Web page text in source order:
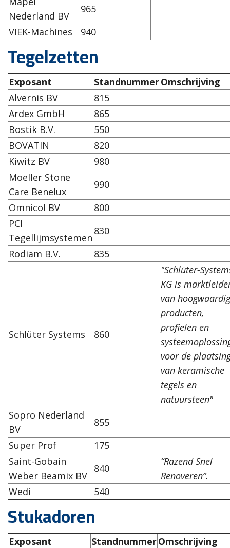
Nederland BV
965
VIEK-Machines
940
Tegelzetten
Exposant StandnummerOmschrijving
Alvernis BV
815
Ardex GmbH
865
Bostik B.V.
550
BOVATIN
820
Kiwitz BV
980
Moeller Stone
Care Benelux
990
Omnicol BV
800
PCI
Tegellijmsystemen
830
Rodiam B.V.
835
Schlüter Systems 860
"Schlüter-
KG is
van
producten,
profielen en
voor de
van keramische
tegels en
natuursteen"
Sopro Nederland
BV
855
Super Prof
175
Saint-Gobain
Weber Beamix BV
840
“Razend Snel
Renoveren”.
Wedi
540
Stukadoren
Exposant StandnummerOmschrijving